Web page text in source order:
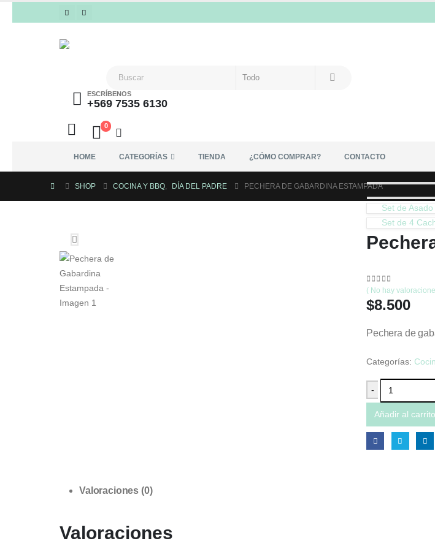
ESCRÍBENOS
+569 7535 6130
0
HOME CATEGORÍAS TIENDA ¿CÓMO COMPRAR? CONTACTO
SHOP COCINA Y BBQ DÍA DEL PADRE PECHERA DE GABARDINA ESTAMPADA
Set de
Set de 4
0 out of 5
( No hay
$8.500
Pechera de
Categorías:
-
Añadir al carrito
Valoraciones (0)
Valoraciones